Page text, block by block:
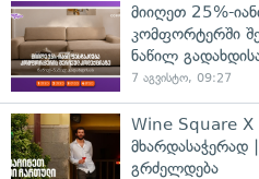
მიიღეთ 25%-
კომფორტერში
ნაწილ
7 აგვისტო, 09:27
Wine Square X
მხარდასაჭერად |
გრძელდება